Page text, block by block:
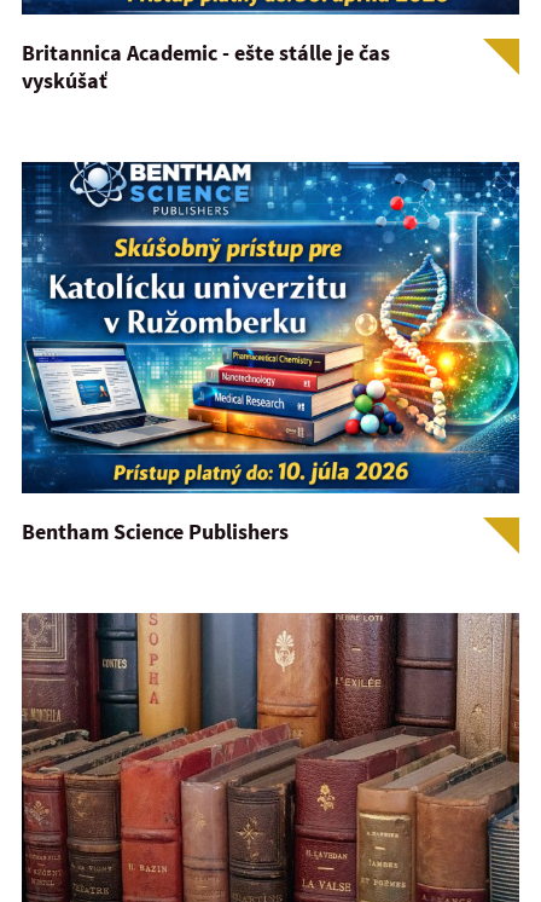
Britannica Academic - ešte stálle je čas
vyskúšať
Bentham Science Publishers